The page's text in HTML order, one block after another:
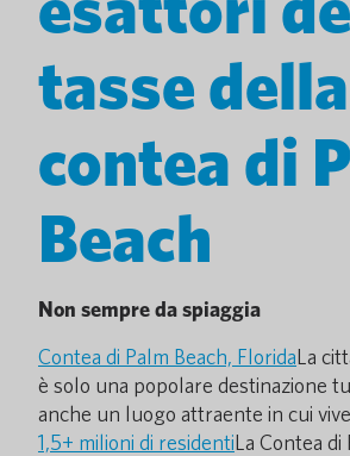
tasse della
contea di
Beach
Non sempre da spiaggia
Contea di Palm Beach, FloridaLa
è solo una popolare destinazione
anche un luogo attraente in cui
1,5+ milioni di residentiLa Contea di